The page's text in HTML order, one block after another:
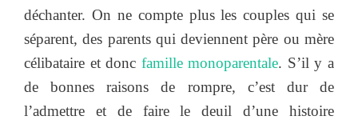
déchanter. On ne compte plus les couples qui se
séparent, des parents qui deviennent père ou mère
célibataire et donc famille monoparentale. S’il y a
de bonnes raisons de rompre, c’est dur de
l’admettre et de faire le deuil d’une histoire